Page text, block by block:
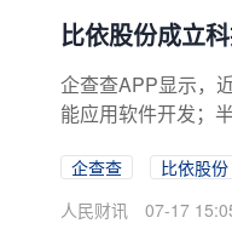
比依股份成立
企查查APP显示，
能应用软件开发；
企查查 比依股份
人民财讯
07-17